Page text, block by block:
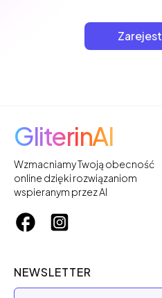
GliterinAI
Wzmacniamy Twoją obecność
online dzięki rozwiązaniom
wspieranym przez AI
NEWSLETTER